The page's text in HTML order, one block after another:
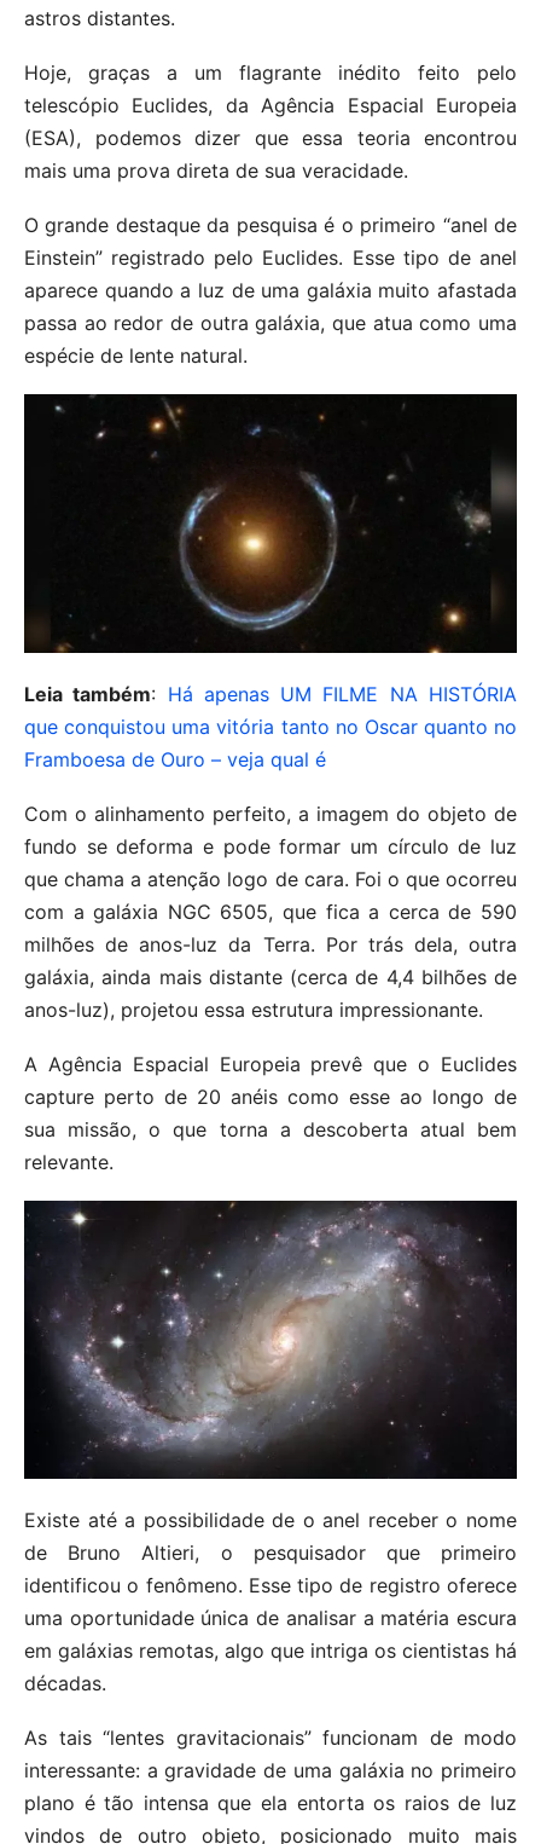
astros distantes.
Hoje, graças a um flagrante inédito feito pelo
telescópio Euclides, da Agência Espacial Europeia
(ESA), podemos dizer que essa teoria encontrou
mais uma prova direta de sua veracidade.
O grande destaque da pesquisa é o primeiro “anel de
Einstein” registrado pelo Euclides. Esse tipo de anel
aparece quando a luz de uma galáxia muito afastada
passa ao redor de outra galáxia, que atua como uma
espécie de lente natural.
Leia também: Há apenas UM FILME NA HISTÓRIA
que conquistou uma vitória tanto no Oscar quanto no
Framboesa de Ouro – veja qual é
Com o alinhamento perfeito, a imagem do objeto de
fundo se deforma e pode formar um círculo de luz
que chama a atenção logo de cara. Foi o que ocorreu
com a galáxia NGC 6505, que fica a cerca de 590
milhões de anos-luz da Terra. Por trás dela, outra
galáxia, ainda mais distante (cerca de 4,4 bilhões de
anos-luz), projetou essa estrutura impressionante.
A Agência Espacial Europeia prevê que o Euclides
capture perto de 20 anéis como esse ao longo de
sua missão, o que torna a descoberta atual bem
relevante.
Existe até a possibilidade de o anel receber o nome
de Bruno Altieri, o pesquisador que primeiro
identificou o fenômeno. Esse tipo de registro oferece
uma oportunidade única de analisar a matéria escura
em galáxias remotas, algo que intriga os cientistas há
décadas.
As tais “lentes gravitacionais” funcionam de modo
interessante: a gravidade de uma galáxia no primeiro
plano é tão intensa que ela entorta os raios de luz
vindos de outro objeto, posicionado muito mais